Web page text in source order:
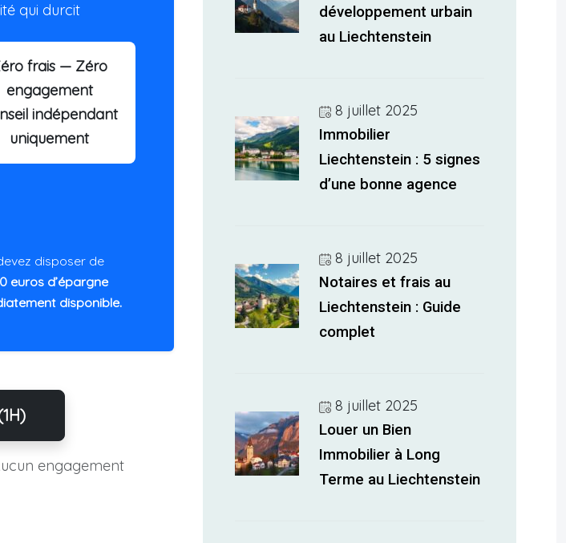
qui durcit
frais — Zéro
engagement
indépendant
uniquement
disposer de
euros d’épargne
disponible.
engagement
développement urbain
au Liechtenstein
8 juillet 2025
Immobilier
Liechtenstein : 5 signes
d’une bonne agence
8 juillet 2025
Notaires et frais au
Liechtenstein : Guide
complet
8 juillet 2025
Louer un Bien
Immobilier à Long
Terme au Liechtenstein